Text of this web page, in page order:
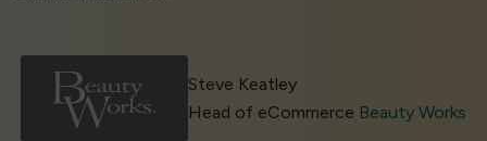
Steve Keatley
Head of eCommerce Beauty Works